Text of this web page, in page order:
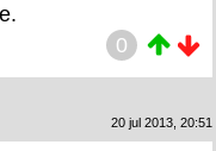
0
20 jul 2013, 20:51